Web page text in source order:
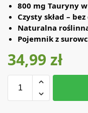
800 mg Tauryny w
Czysty skład –
Naturalna
Pojemnik z
34,99 zł